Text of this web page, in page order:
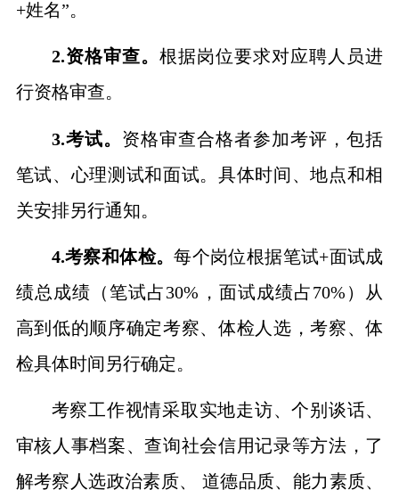
+姓名”。
2.资格审查。 根据岗位要求对应聘人员进
行资格审查。
3.考试。 资格审查合格者参加考评，包括
笔试、心理测试和面试。 具体时间、地点和相
关安排另行通知。
4.考察和体检。每个岗位根据笔试+面试成
绩总成绩 （笔试占30%， 面试成绩占70% ） 从
高到低的顺序确定考察、体检人选，考察、体
检具体时间另行确定。
考察工作视情采取实地走访、个别谈话、
审核人事档案、查询社会信用记录等方法，了
解考察人选政治素质、
道德品质、能力素质、